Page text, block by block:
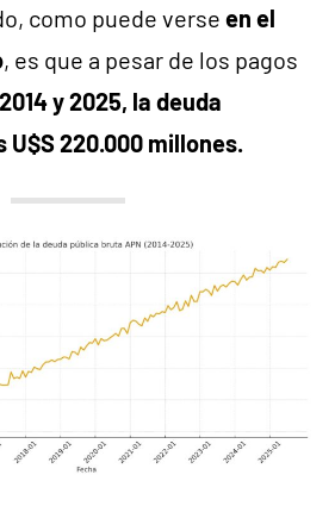
como puede verse en el
, es que a pesar de los pagos
y 2025, la deuda
U$S 220.000 millones.